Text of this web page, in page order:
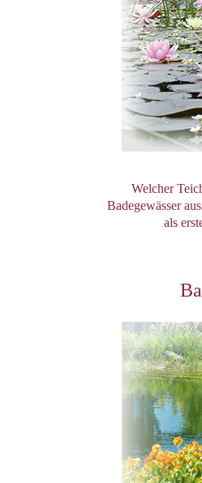
Welcher
Badegewässer
als